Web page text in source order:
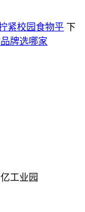
紧校园食物平 下
牌选哪家
工业园